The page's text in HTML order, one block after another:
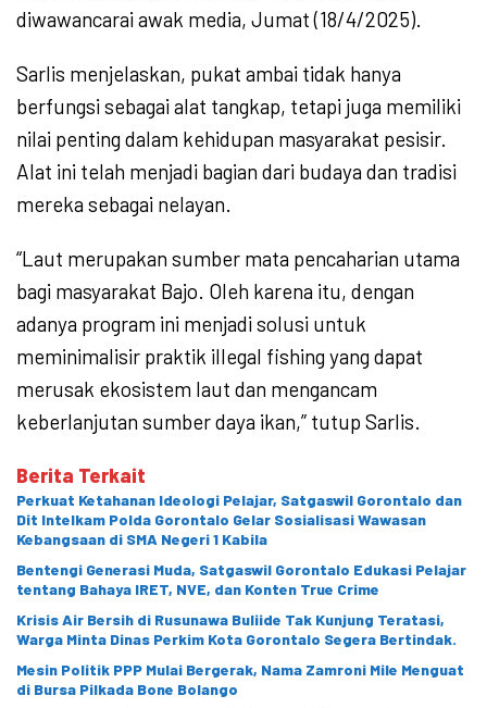
diwawancarai awak media, Jumat (18/4/2025).
Sarlis menjelaskan, pukat ambai tidak hanya
berfungsi sebagai alat tangkap, tetapi juga memiliki
nilai penting dalam kehidupan masyarakat pesisir.
Alat ini telah menjadi bagian dari budaya dan tradisi
mereka sebagai nelayan.
“Laut merupakan sumber mata pencaharian utama
bagi masyarakat Bajo. Oleh karena itu, dengan
adanya program ini menjadi solusi untuk
meminimalisir praktik illegal fishing yang dapat
merusak ekosistem laut dan mengancam
keberlanjutan sumber daya ikan,” tutup Sarlis.
Berita Terkait
Perkuat Ketahanan Ideologi Pelajar, Satgaswil Gorontalo dan
Dit Intelkam Polda Gorontalo Gelar Sosialisasi Wawasan
Kebangsaan di SMA Negeri 1 Kabila
Bentengi Generasi Muda, Satgaswil Gorontalo Edukasi Pelajar
tentang Bahaya IRET, NVE, dan Konten True Crime
Krisis Air Bersih di Rusunawa Buliide Tak Kunjung Teratasi,
Warga Minta Dinas Perkim Kota Gorontalo Segera Bertindak.
Mesin Politik PPP Mulai Bergerak, Nama Zamroni Mile Menguat
di Bursa Pilkada Bone Bolango